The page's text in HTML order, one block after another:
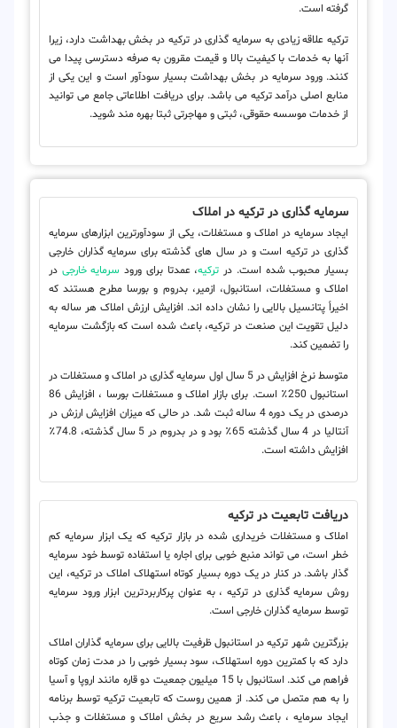
گرفته است.
ترکیه علاقه زیادی به سرمایه گذاری در ترکیه در بخش بهداشت دارد، زیرا
آنها به خدمات با کیفیت بالا و قیمت مقرون به صرفه دسترسی پیدا می
کنند. ورود سرمایه در بخش بهداشت بسیار سودآور است و این یکی از
منابع اصلی درآمد ترکیه می باشد. برای دریافت اطلاعاتی جامع می توانید
از خدمات موسسه حقوقی، ثبتی و مهاجرتی ثبتا بهره مند شوید.
سرمایه گذاری در ترکیه در املاک
ایجاد سرمایه در املاک و مستغلات، یکی از سودآورترین ابزارهای سرمایه
گذاری در ترکیه است و در سال های گذشته برای سرمایه گذاران خارجی
بسیار محبوب شده است. در ترکیه، عمدتا برای ورود سرمایه خارجی در
املاک و مستغلات، استانبول، ازمیر، بدروم و بورسا مطرح هستند که
اخیراً پتانسیل بالایی را نشان داده اند. افزایش ارزش املاک هر ساله به
دلیل تقویت این صنعت در ترکیه، باعث شده است که بازگشت سرمایه
را تضمین کند.
متوسط نرخ افزایش در 5 سال اول سرمایه گذاری در املاک و مستغلات در
استانبول 250٪ است. برای بازار املاک و مستغلات بورسا ، افزایش 86
درصدی در یک دوره 4 ساله ثبت شد. در حالی که میزان افزایش ارزش در
آنتالیا در 4 سال گذشته 65٪ بود و در بدروم در 5 سال گذشته، 74.8٪
افزایش داشته است.
دریافت تابعیت در ترکیه
املاک و مستغلات خریداری شده در بازار ترکیه که یک ابزار سرمایه کم
خطر است، می تواند منبع خوبی برای اجاره یا استفاده توسط خود سرمایه
گذار باشد. در کنار در یک دوره بسیار کوتاه استهلاک املاک در ترکیه، این
روش سرمایه گذاری در ترکیه ، به عنوان پرکاربردترین ابزار ورود سرمایه
توسط سرمایه گذاران خارجی است.
بزرگترین شهر ترکیه در استانبول ظرفیت بالایی برای سرمایه گذاران املاک
دارد که با کمترین دوره استهلاک، سود بسیار خوبی را در مدت زمان کوتاه
فراهم می کند. استانبول با 15 میلیون جمعیت دو قاره مانند اروپا و آسیا
را به هم متصل می کند. از همین روست که تابعیت ترکیه توسط برنامه
ایجاد سرمایه ، باعث رشد سریع در بخش املاک و مستغلات و جذب